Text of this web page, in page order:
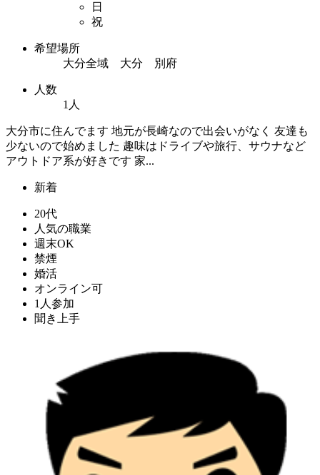
日
祝
希望場所
大分全域 大分 別府
人数
1人
大分市に住んでます 地元が長崎なので出会いがなく 友達も
少ないので始めました 趣味はドライブや旅行、サウナなど
アウトドア系が好きです 家...
新着
20代
人気の職業
週末OK
禁煙
婚活
オンライン可
1人参加
聞き上手